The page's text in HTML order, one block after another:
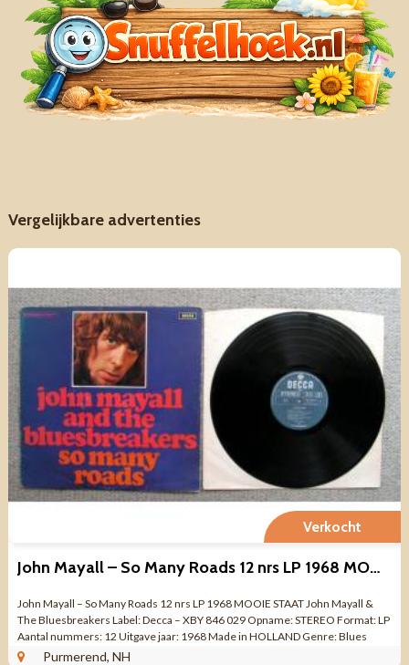
Vergelijkbare advertenties
Verkocht
John Mayall – So Many Roads 12 nrs LP 1968 MOOIE STAAT
John Mayall – So Many Roads 12 nrs LP 1968 MOOIE STAAT John Mayall &
The Bluesbreakers Label: Decca – XBY 846 029 Opname: STEREO Format: LP
Aantal nummers: 12 Uitgave jaar: 1968 Made in HOLLAND Genre: Blues
Rock ...Purmerend, NH